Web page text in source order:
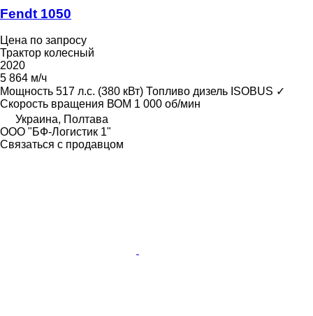
Fendt 1050
Цена по запросу
Трактор колесный
2020
5 864 м/ч
Мощность 517 л.с. (380 кВт) Топливо дизель ISOBUS ✓
Скорость вращения ВОМ 1 000 об/мин
Украина, Полтава
ООО "БФ-Логистик 1"
Связаться с продавцом